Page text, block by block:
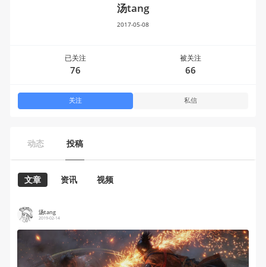
动态 投稿
文章 资讯 视频
汤tang
2019-02-14
汤tang
2017-05-08
已关注
76
被关注
66
关注 私信